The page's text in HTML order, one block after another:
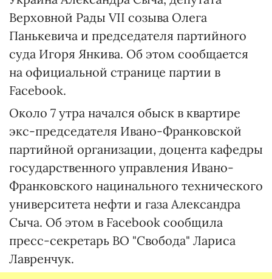
Верховной Рады VII созыва Олега
Панькевича и председателя партийного
суда Игоря Янкива. Об этом сообщается
на официальной странице партии в
Facebook.
Около 7 утра начался обыск в квартире
экс-председателя Ивано-Франковской
партийной организации, доцента кафедры
государственного управления Ивано-
Франковского нацинального технического
университета нефти и газа Александра
Сыча. Об этом в Facebook сообщила
пресс-секретарь ВО "Свобода" Лариса
Лавренчук.